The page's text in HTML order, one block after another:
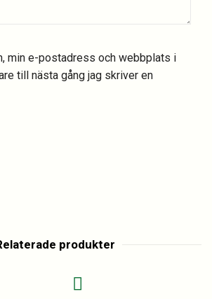
min e-postadress och webbplats i
till nästa gång jag skriver en
produkter